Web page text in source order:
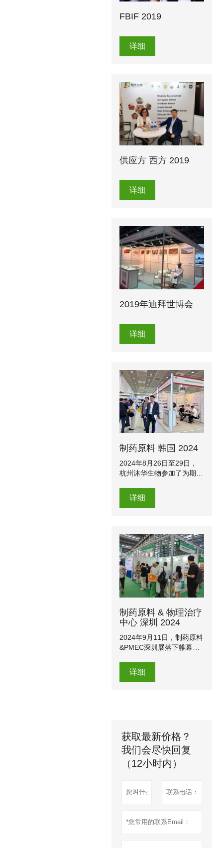
FBIF 2019
详细
供应方 西方 2019
详细
2019年迪拜世博会
详细
制药原料 韩国 2024
2024年8月26日至29日，
杭州沐华生物参加了为期三
会期间我们与来自世界各地
的客户就保健食品原料、医
详细
制药原料 & 物理治疗
中心 深圳 2024
2024年9月11日，制药原料
&PMEC深圳展落下帷幕。
会上推出了新型保健食品原
料，吸引了来自中国及东南
详细
获取最新价格？
我们会尽快回复
（12小时内）